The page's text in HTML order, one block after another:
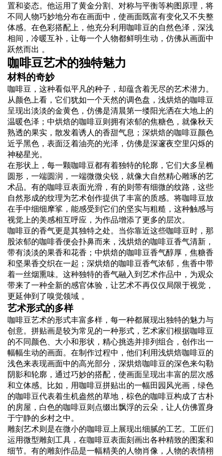
置和姿态。他运用了黄金分割、对称与平衡等构图原理，将
不同人物巧妙地分布在画面中，使画面既富有变化又不失整
体感。在色彩搭配上，他充分利用咖啡豆的自然色泽，深浅
相间，冷暖互补，让每一个人物都鲜明生动，仿佛从画面中
跃然而出 。
咖啡豆艺术的独特魅力
材料的奇妙
咖啡豆，这种看似平凡的种子，却蕴含着无尽的艺术潜力。
从颜色上看，它们犹如一个天然的调色盘，浅烘焙的咖啡豆
呈现出淡淡的金黄色，仿佛是清晨第一缕阳光洒在大地上的
温暖色泽；中烘焙的咖啡豆则拥有浓郁的焦糖色，就像秋天
熟透的果实，散发着诱人的香甜气息；深烘焙的咖啡豆颜色
近乎黑色，表面泛着油亮的光泽，仿佛是深邃夜空里闪烁的
神秘星光。
在形状上，每一颗咖啡豆都有着独特的轮廓，它们大多呈椭
圆形，一端圆润，一端微微尖锐，就像大自然精心雕琢的艺
术品。有的咖啡豆表面光滑，有的则带有细微的纹路，这些
自然形成的纹理为艺术创作提供了丰富的质感。将咖啡豆放
在手中细细摩挲，能感受到它们的坚实与粗糙，这种触感与
视觉上的美感相互呼应，为作品增添了更多的层次。
咖啡豆的香气更是其独特之处。当你靠近这些咖啡豆时，那
股浓郁的咖啡香便会扑鼻而来，浅烘焙的咖啡豆香气清新，
带有淡淡的果香和花香；中烘焙的咖啡豆香气醇厚，焦糖香
和坚果香交织在一起；深烘焙的咖啡豆香气浓郁，焦香中带
着一丝烟熏味。这种独特的香气融入到艺术作品中，为观众
带来了一种全新的感官体验，让艺术不再仅仅局限于视觉，
更延伸到了嗅觉领域 。
艺术形式的多样
咖啡豆艺术的形式丰富多样，每一种都展现出独特的魅力与
创意。拼贴画是较为常见的一种形式，艺术家们根据咖啡豆
的不同颜色、大小和形状，精心挑选并排列组合，创作出一
幅幅生动的画面。在制作过程中，他们利用浅烘焙咖啡豆的
浅色来表现画面中的高光部分，深烘焙咖啡豆的深色来勾勒
阴影和轮廓，通过巧妙的搭配，使画面呈现出丰富的层次感
和立体感。比如，用咖啡豆拼贴出的一幅田园风光画，绿色
的咖啡豆代表着生机盎然的草地，棕色的咖啡豆构成了古朴
的房屋，白色的咖啡豆则点缀出飘浮的云朵，让人仿佛置身
于宁静的乡村之中。
雕刻艺术则是在微小的咖啡豆上展现出细腻的工艺。工匠们
运用微型雕刻工具，在咖啡豆表面刻画出各种精致的图案和
细节。有的雕刻作品是一幅精美的人物肖像，人物的表情栩